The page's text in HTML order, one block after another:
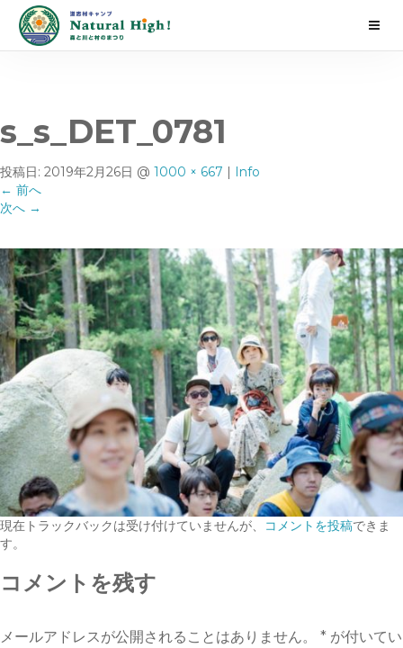
s_s_DET_0781
投稿日: 2019年2月26日 @ 1000 × 667 | Info
← 前へ
次へ →
現在トラックバックは受け付けていませんが、 コメントを投稿できま
す。
コメントを残す
メールアドレスが公開されることはありません。 * が付いてい